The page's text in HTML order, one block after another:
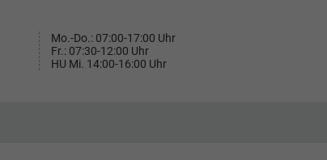
Mo.-Do.: 07:00-17:00 Uhr
Fr.: 07:30-12:00 Uhr
HU Mi. 14:00-16:00 Uhr